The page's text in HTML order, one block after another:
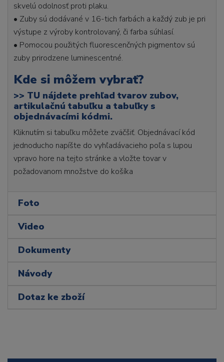
skvelú odolnosť proti plaku.
• Zuby sú dodávané v 16-tich farbách a každý zub je pri
výstupe z výroby kontrolovaný, či farba súhlasí.
• Pomocou použitých fluorescenčných pigmentov sú
zuby prirodzene luminescentné.
Kde si môžem vybrať?
>> TU nájdete prehľad tvarov zubov,
artikulačnú tabuľku a tabuľky s
objednávacími kódmi.
Kliknutím si tabuľku môžete zväčšiť. Objednávací kód
jednoducho napíšte do vyhľadávacieho poľa s lupou
vpravo hore na tejto stránke a vložte tovar v
požadovanom množstve do košíka
Foto
Video
Dokumenty
Návody
Dotaz ke zboží